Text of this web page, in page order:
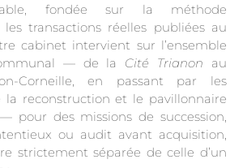
fondée sur la méthode
transactions réelles publiées au
cabinet intervient sur l’ensemble
— de la Cité Trianon au
Corneille, en passant par les
la reconstruction et le pavillonnaire
pour des missions de succession,
ou audit avant acquisition,
strictement séparée de celle d’un